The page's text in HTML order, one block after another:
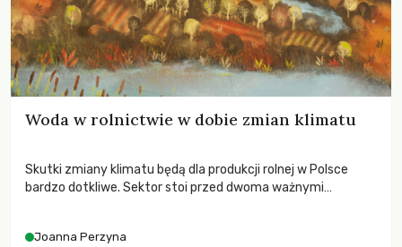
Woda w rolnictwie w dobie zmian klimatu
Skutki zmiany klimatu będą dla produkcji rolnej w Polsce
bardzo dotkliwe. Sektor stoi przed dwoma ważnymi
zachodzących zmian klimatycznych. Wymagać to będzie
Joanna Perzyna